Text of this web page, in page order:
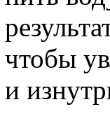
чтобы
и